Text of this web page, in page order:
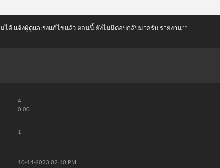
ม่ได้ แจ้งผู้ดูแลเร่งแก้ไขแล้ว ตอนนี้ ยังไม่มีตอบกลับมาครับ รายงาน**
4
0.00
1
10-14-202302:10 PM